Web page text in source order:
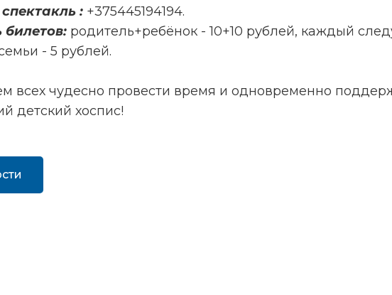
: +375445194194.
билетов: родитель+ребёнок - 10+10 рублей, каждый
- 5 рублей.
всех чудесно провести время и одновременно
детский хоспис!